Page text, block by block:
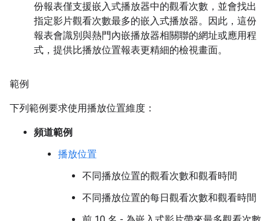
份報表僅支援嵌入式播放器中的觀看次數，並會找出
指定影片觀看次數最多的嵌入式播放器。因此，這份
報表會識別與熱門內嵌播放器相關聯的網址或應用程
式，提供比播放位置報表更精細的檢視畫面。
範例
下列範例要求使用播放位置維度：
頻道範例
播放位置
不同播放位置的觀看次數和觀看時間
不同播放位置的每日觀看次數和觀看時間